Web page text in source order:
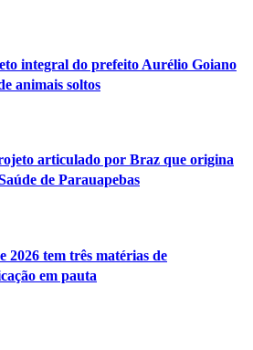
integral do prefeito Aurélio Goiano
animais soltos
articulado por Braz que origina
de Parauapebas
2026 tem três matérias de
em pauta